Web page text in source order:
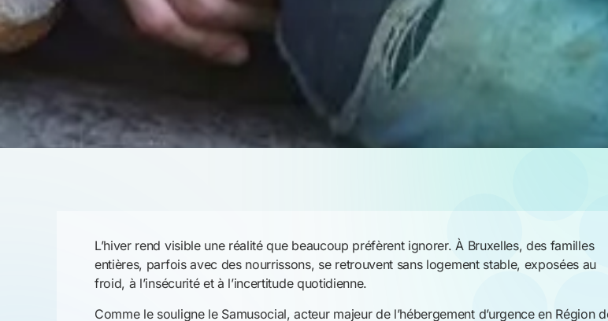
Bruxelles-Capitale, une part importante des personnes accueillies sont des enfants. Une
réalité alarmante qui rappelle que le sans-abrisme ne concerne pas uniquement des adultes
isolés, mais touche aussi les plus vulnérables.
L’hiver, un facteur aggravant pour
les familles sans abri
Chaque soir à Bruxelles, des centaines de familles sont hébergées en urgence. Pourtant,
faute de places suffisantes, de nombreuses autres restent sans solution. Cette saturation
oblige les équipes de terrain à faire des choix impossibles, laissant certaines familles
dormir dehors malgré leur extrême vulnérabilité.